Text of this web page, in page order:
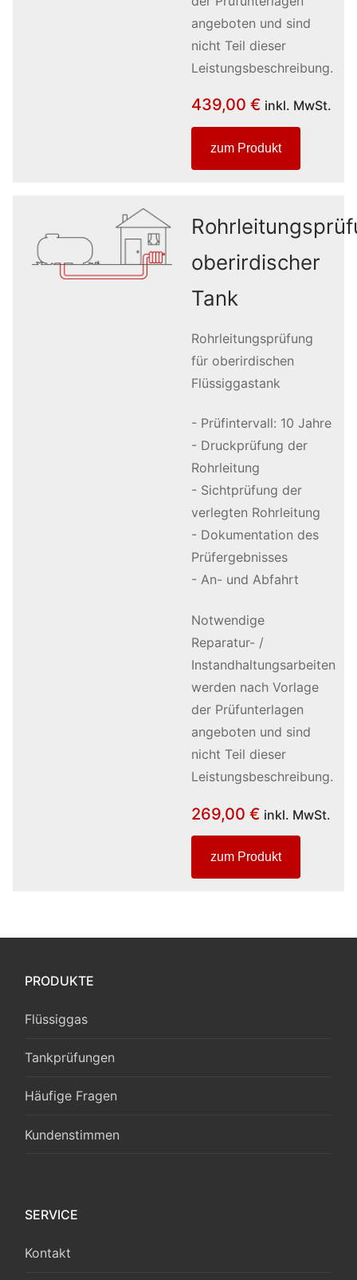
angeboten und sind
nicht Teil dieser
Leistungsbeschreibung.
439,00 € inkl. MwSt.
zum Produkt
oberirdischer
Tank
Rohrleitungsprüfung
für oberirdischen
Flüssiggastank
- Prüfintervall: 10 Jahre
- Druckprüfung der
Rohrleitung
- Sichtprüfung der
verlegten Rohrleitung
- Dokumentation des
Prüfergebnisses
- An- und Abfahrt
Notwendige
Reparatur- /
Instandhaltungsarbeiten
werden nach Vorlage
der Prüfunterlagen
angeboten und sind
nicht Teil dieser
Leistungsbeschreibung.
269,00 € inkl. MwSt.
zum Produkt
PRODUKTE
Flüssiggas
Tankprüfungen
Häufige Fragen
Kundenstimmen
SERVICE
Kontakt